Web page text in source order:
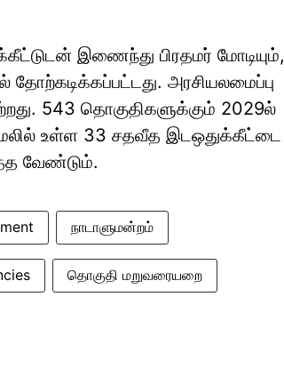
இணைந்து பிரதமர் மோடியும்,
அரசியலமைப்பு
543 தொகுதிகளுக்கும் 2029ல்
உள்ள 33 சதவீத இடஒதுக்கீட்டை
வேண்டும்.
நாடாளுமன்றம்
தொகுதி மறுவரையறை